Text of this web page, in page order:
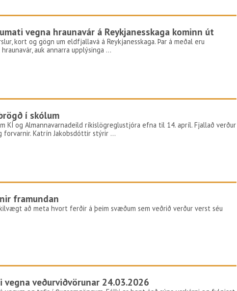
vegna hraunavár á Reykjanesskaga kominn út
kort og gögn um eldfjallavá á Reykjanesskaga. Þar á meðal eru
auk annarra upplýsinga …
í skólum
KÍ og Almannavarnadeild ríkislögreglustjóra efna til 14. apríl. Fjallað verður
forvarnir. Katrín Jakobsdóttir stýrir …
framundan
að meta hvort ferðir á þeim svæðum sem veðrið verður verst séu
veðurviðvörunar 24.03.2026